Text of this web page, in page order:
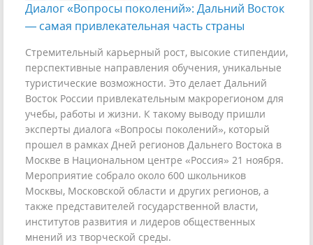
Диалог «Вопросы поколений»: Дальний Восток
— самая привлекательная часть страны
Стремительный карьерный рост, высокие стипендии,
перспективные направления обучения, уникальные
туристические возможности. Это делает Дальний
Восток России привлекательным макрорегионом для
учебы, работы и жизни. К такому выводу пришли
эксперты диалога «Вопросы поколений», который
прошел в рамках Дней регионов Дальнего Востока в
Москве в Национальном центре «Россия» 21 ноября.
Мероприятие собрало около 600 школьников
Москвы, Московской области и других регионов, а
также представителей государственной власти,
институтов развития и лидеров общественных
мнений из творческой среды.